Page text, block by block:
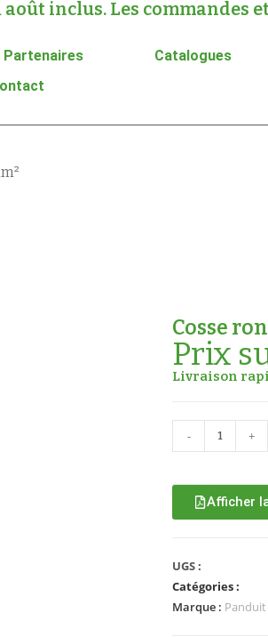
inclus. Les
Partenaires
Catalogues
Cosse
Prix
Livraison
- +
Afficher
UGS :
Catégories :
Marque : Panduit